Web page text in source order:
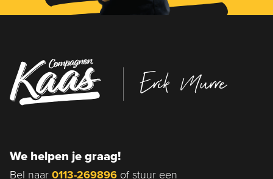
Erik Murre
We helpen je graag!
Bel naar 0113-269896 of stuur een